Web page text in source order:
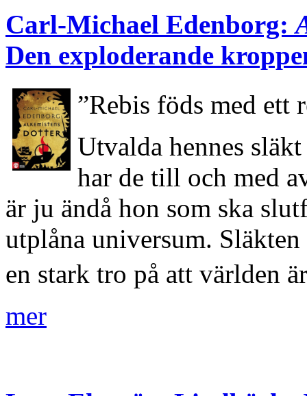
Carl-Michael Edenborg:
Den exploderande
”Rebis föds med
Utvalda hennes
har de till och med
är ju ändå hon som ska
utplåna universum.
en stark tro på att världen
mer